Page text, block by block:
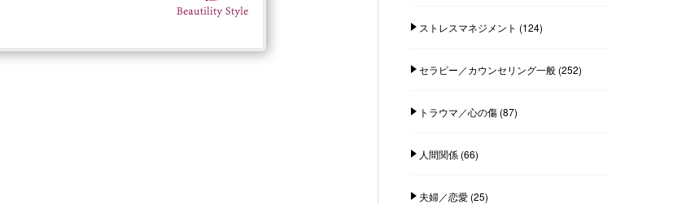
ストレスマネジメント (124)
セラピー／カウンセリング一般(252)
トラウマ／心の傷(87)
人間関係(66)
夫婦／恋愛(25)